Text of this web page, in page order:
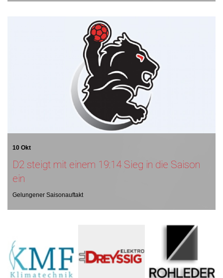
10 Okt
D2 steigt mit einem 19:14 Sieg in die Saison
ein
Gelungener Saisonauftakt